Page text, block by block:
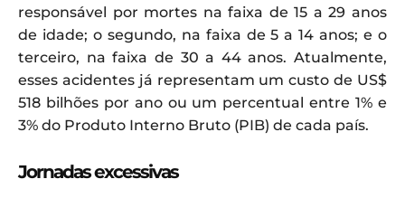
responsável por mortes na faixa de 15 a 29 anos
de idade; o segundo, na faixa de 5 a 14 anos; e o
terceiro, na faixa de 30 a 44 anos. Atualmente,
esses acidentes já representam um custo de US$
518 bilhões por ano ou um percentual entre 1% e
3% do Produto Interno Bruto (PIB) de cada país.
Jornadas excessivas